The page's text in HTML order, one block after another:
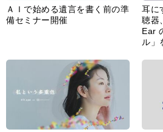
ＡＩで始める遺言を書く前の準
備セミナー開催
耳に
聴器
Ear
ル」